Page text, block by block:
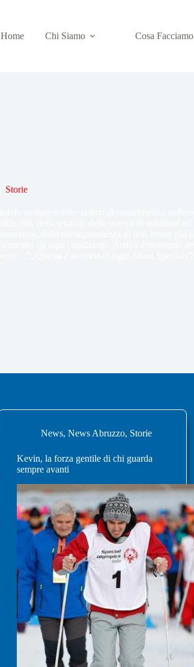
Home Chi Siamo Cosa Facciamo
Storie
News, News Abruzzo, Storie
Kevin, la forza gentile di chi guarda
sempre avanti